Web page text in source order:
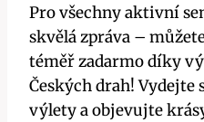
Pro všechny aktivní
skvělá zpráva –
téměř zadarmo díky
Českých drah! Vydejte
výlety a objevujte